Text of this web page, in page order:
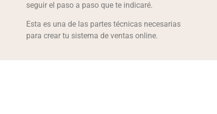
seguir el paso a paso que te indicaré.
Esta es una de las partes técnicas necesarias
para crear tu sistema de ventas online.